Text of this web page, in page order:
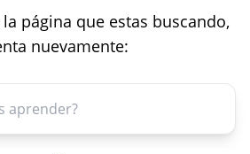
página que estas buscando,
nuevamente: